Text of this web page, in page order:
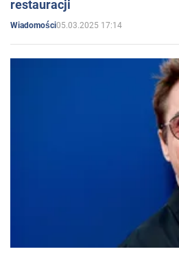
restauracji
Wiadomości05.03.2025 17:14